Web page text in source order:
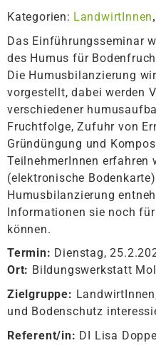
Kategorien: LandwirtInnen,
Das Einführungsseminar
des Humus für
Die Humusbilanzierung
vorgestellt, dabei werden
verschiedener
Fruchtfolge, Zufuhr von
Gründüngung und
TeilnehmerInnen erfahren
(elektronische
Humusbilanzierung
Informationen sie noch
können.
Termin: Dienstag,
Ort: Bildungswerkstatt
Zielgruppe:
und Bodenschutz
Referent/in: DI Lisa